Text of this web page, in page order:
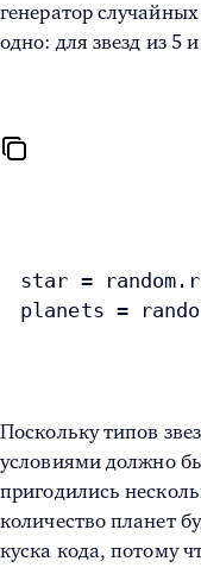
генератор
одно: для звезд из 5
star =
planets =
Поскольку типов
условиями должно
пригодились
количество планет
куска кода, потому